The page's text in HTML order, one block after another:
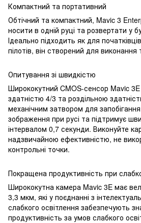
Компактний та портативний
Обтічний та компактний, Mavic 3
носити в одній руці та розвертати у
Ідеально підходить як для
пілотів, він створений для виконання
Опитування зі швидкістю
Ширококутний CMOS-сенсор Mavic
здатністю 4/3 та роздільною
механічним затвором для
зображення при русі та підтримує
інтервалом 0,7 секунди. Виконуйте
надзвичайною ефективністю, не
контрольні точки.
Покращена продуктивність при
Ширококутна камера Mavic 3E має
3,3 мкм, які у поєднанні з
слабкого освітлення забезпечують
продуктивність за умов слабкого